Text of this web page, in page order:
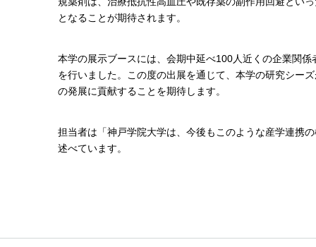
となることが期待されます。
本学の展示ブースには、会期中延べ100人近くの企業関
を行いました。この度の出展を通じて、本学の研究シー
の発展に貢献することを期待します。
担当者は「神戸学院大学は、今後もこのような産学連携
述べています。